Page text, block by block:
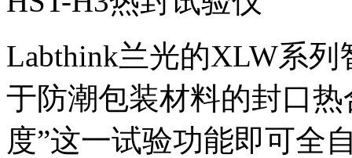
Labthink兰光的XLW系
于防潮包装材料的封口
度”这一试验功能即可全